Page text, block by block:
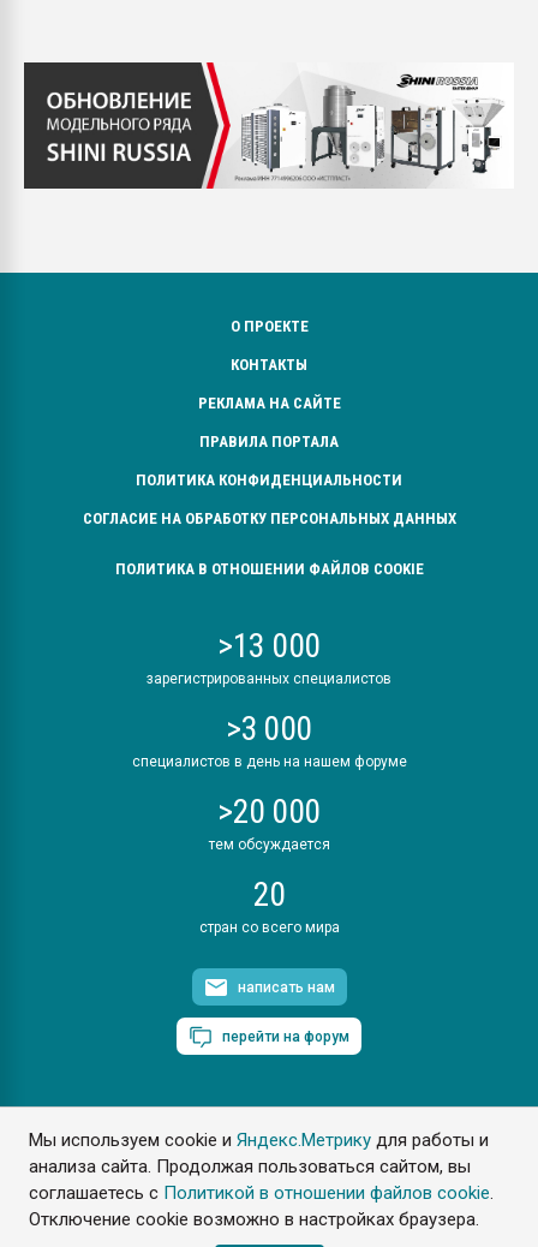
Мы используем cookie иЯндекс.Метрику для работы и
анализа сайта. Продолжая пользоваться сайтом, вы
соглашаетесь с Политикой в отношении файлов cookie.
Отключение cookie возможно в настройках браузера.
О ПРОЕКТЕ
КОНТАКТЫ
РЕКЛАМА НА САЙТЕ
ПРАВИЛА ПОРТАЛА
ПОЛИТИКА КОНФИДЕНЦИАЛЬНОСТИ
СОГЛАСИЕ НА ОБРАБОТКУ ПЕРСОНАЛЬНЫХ ДАННЫХ
ПОЛИТИКА В ОТНОШЕНИИ ФАЙЛОВ COOKIE
>13 000
зарегистрированных специалистов
>3 000
специалистов в день на нашем форуме
>20 000
тем обсуждается
20
стран со всего мира
написать нам
перейти на форум
ПластЭксперт © 2006. Все права защищены
Разрешается копирование материалов сайта с обязательной
ссылкой на www.e-plastic.ru
Разработка сайта